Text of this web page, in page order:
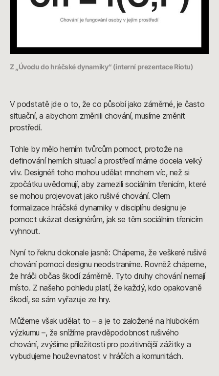
Z „Úvodu do hráčské dynamiky“ (interní prezentace Riotu)
V podstatě jde o to, že co působí jako záměrné, je často
situační, a abychom změnili chování, musíme změnit
prostředí.
Tohle by mělo herním tvůrcům pomoct, protože na
definování herních situací a prostředí máme docela velký
vliv. Designéři toho mohou udělat mnohem víc, než si
zpočátku uvědomují, aby zamezili sociálním třenicím, které
se mohou projevovat jako rušivé chování. Cílem
formalizace hráčské dynamiky v disciplínu designu je
pomoct ukázat designérům, jak se těm sociálním třenicím
vyhnout.
Nyní to řeknu dokonale jasně: Chápeme, že veškeré rušivé
chování pomocí designu neodstraníme. Rovněž chápeme,
že hráči občas škodí záměrně. Tyto druhy chování nemají
místo. Z našeho pohledu platí, že každý, kdo opakovaně
škodí, se sám vyřazuje ze hry.
Můžeme však udělat to – a je to založené na hlubokém
výzkumu –, že snížíme pravděpodobnost rušivého
chování, zvýšíme příležitosti pro pozitivnější zážitky a
vybudujeme houževnatost v hráčích a komunitách.